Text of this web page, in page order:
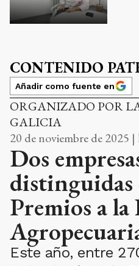
CONTENIDO
Añadir como fuente en
ORGANIZADO POR
GALICIA
20 de noviembre de 2025 |
Dos
distinguidas
Premios a la
Este año, entre